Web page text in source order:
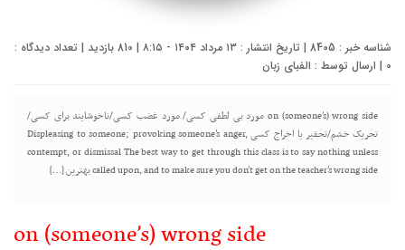
شناسه خبر : 8405 | تاریخ انتشار : ۱۳ مرداد ۱۴۰۴ - ۸:۱۵ | 810 بازدید | تعداد دیدگاه :
0 | ارسال توسط : الفبای زبان
on (someone’s) wrong side مورد بی لطفی کسی/ مورد غضب کسی/ناخوشایند برای کسی/
تحریک خشم/تحقیر یا اخراج کسی Displeasing to someone; provoking someone’s anger,
contempt, or dismissal The best way to get through this class is to say nothing unless
called upon, and to make sure you don’t get on the teacher’s wrong side بهترین […]
on (someone’s) wrong side